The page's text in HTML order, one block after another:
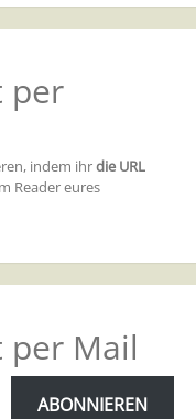
per
indem ihrdie URL
Reader eures
per Mail
ABONNIEREN